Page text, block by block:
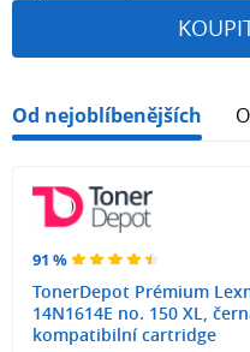
Od nejoblíbenějších
91 %
TonerDepot Prémium
14N1614E no. 150 XL,
kompatibilní cartridge